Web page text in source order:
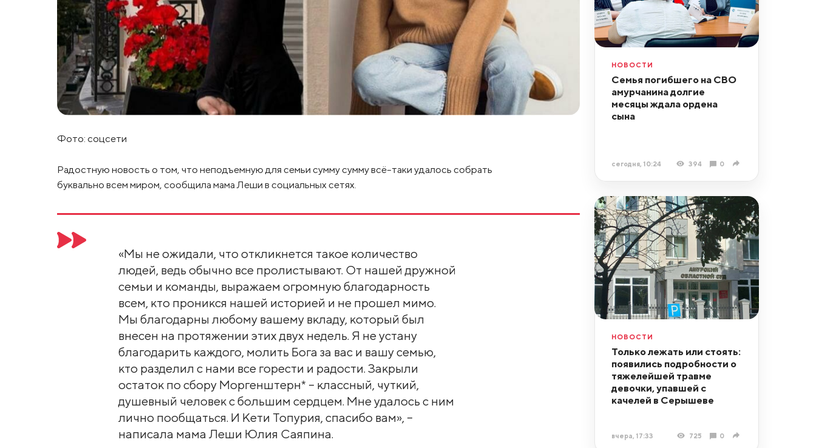
Фото: соцсети
Радостную новость о том, что неподъемную для семьи сумму сумму всё-таки удалось собрать
буквально всем миром, сообщила мама Леши в социальных сетях.
«Мы не ожидали, что откликнется такое количество
людей, ведь обычно все пролистывают. От нашей дружной
семьи и команды, выражаем огромную благодарность
всем, кто проникся нашей историей и не прошел мимо.
Мы благодарны любому вашему вкладу, который был
внесен на протяжении этих двух недель. Я не устану
благодарить каждого, молить Бога за вас и вашу семью,
кто разделил с нами все горести и радости. Закрыли
остаток по сбору Моргенштерн* – классный, чуткий,
душевный человек с большим сердцем. Мне удалось с ним
лично пообщаться. И Кети Топурия, спасибо вам», –
написала мама Леши Юлия Саяпина.
НОВОСТИ
Семья погибшего на СВО
амурчанина долгие
месяцы ждала ордена
сына
сегодня, 10:24 394 0
НОВОСТИ
Только лежать или стоять:
появились подробности о
тяжелейшей травме
девочки, упавшей с
качелей в Серышеве
вчера, 17:33 725 0